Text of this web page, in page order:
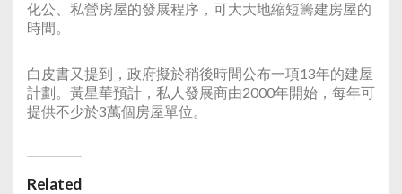
化公、私營房屋的發展程序，可大大地縮短籌建房屋的
時間。
白皮書又提到，政府擬於稍後時間公布一項13年的建屋
計劃。黃星華預計，私人發展商由2000年開始，每年可
提供不少於3萬個房屋單位。
Related